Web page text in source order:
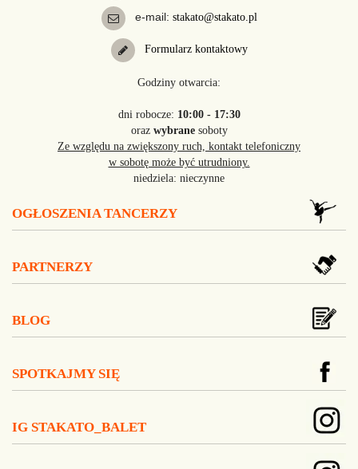
e-mail: stakato@stakato.pl
Formularz kontaktowy
Godziny otwarcia:
dni robocze: 10:00 - 17:30
oraz wybranesoboty
Ze względu na zwiększony ruch, kontakt telefoniczny
w sobotę może być utrudniony.
niedziela: nieczynne
OGŁOSZENIA TANCERZY
PARTNERZY
BLOG
SPOTKAJMY SIĘ
IG STAKATO_BALET